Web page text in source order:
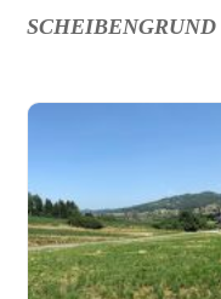
SCHEIBENGRUND